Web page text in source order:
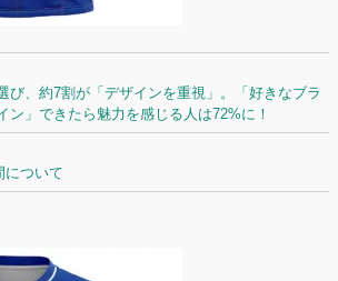
び、約7割が「デザインを重視」。「好きなブラ
ン」できたら魅力を感じる人は72%に！
について